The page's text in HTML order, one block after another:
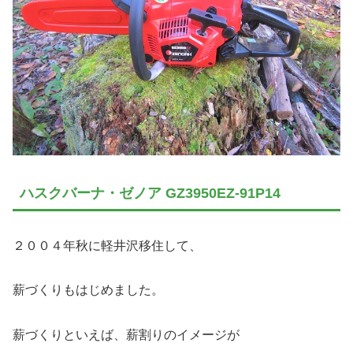
ハスクバーナ・ゼノア GZ3950EZ-91P14
２００４年秋に軽井沢移住して、
薪づくりもはじめました。
薪づくりといえば、薪割りのイメージが